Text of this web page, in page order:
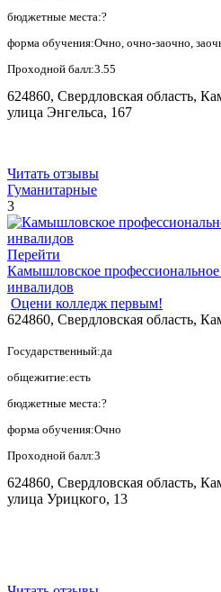
бюджетные места:?
форма обучения:Очно, очно-заочно,
Проходной балл:3.55
624860, Свердловская область,
улица Энгельса, 167
Читать отзывы
Гуманитарные
3
Перейти
Камышловское
инвалидов
Оцени колледж первым!
624860, Свердловская область,
Государственный:да
общежитие:есть
бюджетные места:?
форма обучения:Очно
Проходной балл:3
624860, Свердловская область,
улица Урицкого, 13